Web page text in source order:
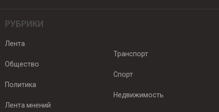
РУБРИКИ
Лента
Общество
Политика
Лента мнений
Транспорт
Спорт
Недвижимость